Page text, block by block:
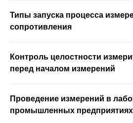
Типы запуска процесса
сопротивления
Контроль целостности
перед началом измерений
Проведение измерений в
промышленных